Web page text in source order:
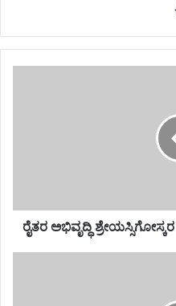
ರೈತರ ಅಭಿವೃದ್ಧಿ